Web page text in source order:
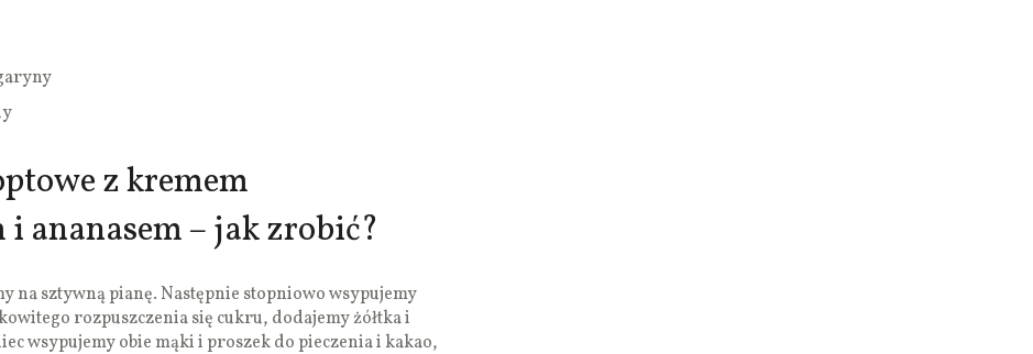
z kremem
ananasem – jak zrobić?
na sztywną pianę. Następnie stopniowo wsypujemy
rozpuszczenia się cukru, dodajemy żółtka i
wsypujemy obie mąki i proszek do pieczenia i kakao,